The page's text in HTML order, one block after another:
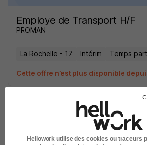
Employe de Transport H/F
PROMAN
La Rochelle - 17 Intérim Temps
Cette offre n’est plus disponible
Hellowork utilise des cookies ou traceurs